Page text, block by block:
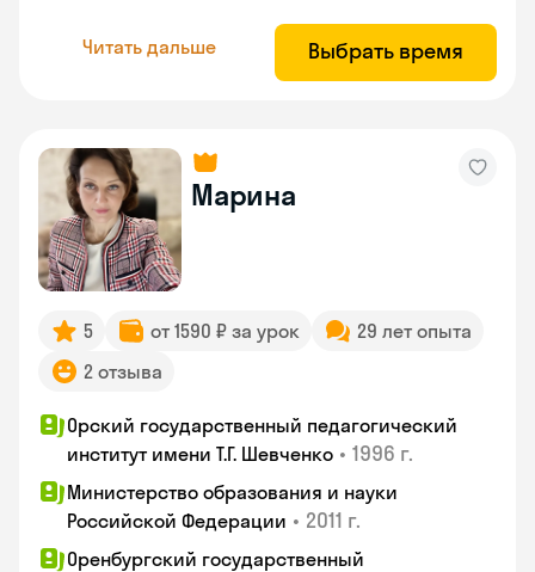
Читать дальше Выбрать время
Марина
5 от 1590 ₽ за урок
29 лет опыта
2 отзыва
Орский государственный педагогический
институт имени Т.Г. Шевченко • 1996 г.
Министерство образования и науки
Российской Федерации • 2011 г.
Оренбургский государственный